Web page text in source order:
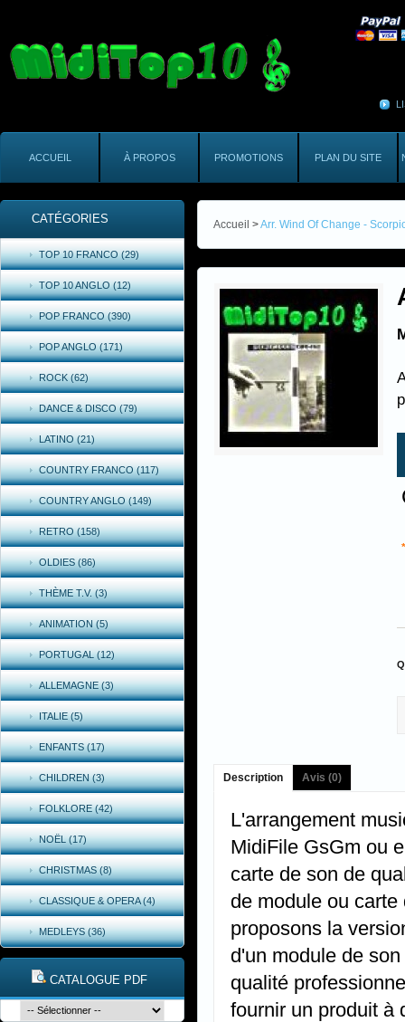
ACCUEIL À PROPOS PROMOTIONS PLAN DU SITE
CATÉGORIES
TOP 10 FRANCO (29)
TOP 10 ANGLO (12)
POP FRANCO (390)
POP ANGLO (171)
ROCK (62)
DANCE & DISCO (79)
LATINO (21)
COUNTRY FRANCO (117)
COUNTRY ANGLO (149)
RETRO (158)
OLDIES (86)
THÈME T.V. (3)
ANIMATION (5)
PORTUGAL (12)
ALLEMAGNE (3)
ITALIE (5)
ENFANTS (17)
CHILDREN (3)
FOLKLORE (42)
NOËL (17)
CHRISTMAS (8)
CLASSIQUE & OPERA (4)
MEDLEYS (36)
CATALOGUE PDF
Accueil >Arr. Wind Of Change -
*
Description Avis (0)
L'arrangement
MidiFile GsGm ou
carte de son de
de module ou
proposons la
d'un module de
qualité
fournir un produit à